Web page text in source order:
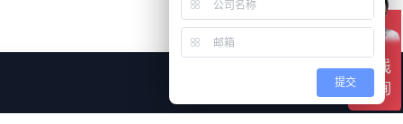
全部接受提交